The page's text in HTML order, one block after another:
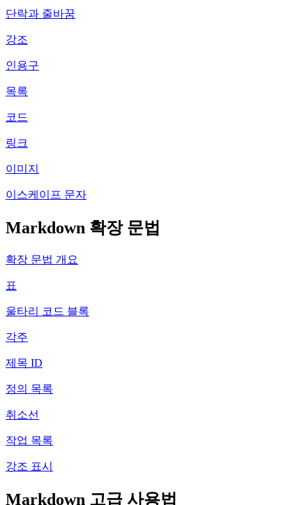
단락과 줄바꿈
강조
인용구
목록
코드
링크
이미지
이스케이프 문자
Markdown 확장 문법
확장 문법 개요
표
울타리 코드 블록
각주
제목 ID
정의 목록
취소선
작업 목록
강조 표시
Markdown 고급 사용법